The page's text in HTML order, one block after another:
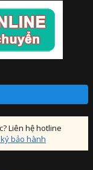
Liên hệ hotline
bảo hành